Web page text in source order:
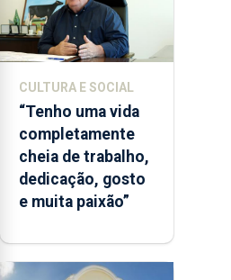
CULTURA E SOCIAL
“Tenho uma vida
completamente
cheia de trabalho,
dedicação, gosto
e muita paixão”